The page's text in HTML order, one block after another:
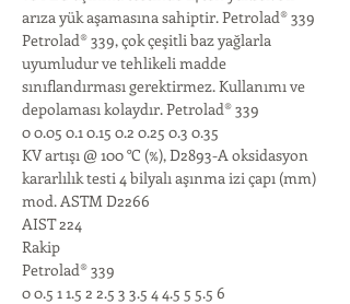
arıza yük aşamasına sahiptir. Petrolad® 339
Petrolad® 339, çok çeşitli baz yağlarla
uyumludur ve tehlikeli madde
sınıflandırması gerektirmez. Kullanımı ve
depolaması kolaydır. Petrolad® 339
0 0.05 0.1 0.15 0.2 0.25 0.3 0.35
KV artışı @ 100 °C (%), D2893-A oksidasyon
kararlılık testi 4 bilyalı aşınma izi çapı (mm)
mod. ASTM D2266
AIST 224
Rakip
Petrolad® 339
0 0.5 1 1.5 2 2.5 3 3.5 4 4.5 5 5.5 6